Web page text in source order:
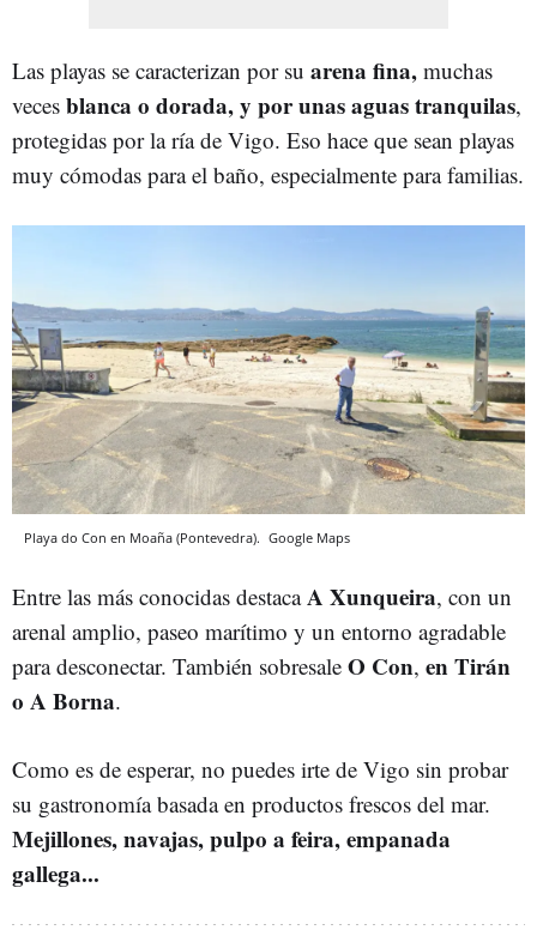
Las playas se caracterizan por su arena fina, muchas
veces blanca o dorada, y por unas aguas tranquilas,
protegidas por la ría de Vigo. Eso hace que sean playas
muy cómodas para el baño, especialmente para familias.
Playa do Con en Moaña (Pontevedra). Google Maps
Entre las más conocidas destacaA Xunqueira, con un
arenal amplio, paseo marítimo y un entorno agradable
para desconectar. También sobresale O Con, en Tirán
o A Borna.
Como es de esperar, no puedes irte de Vigo sin probar
su gastronomía basada en productos frescos del mar.
Mejillones, navajas, pulpo a feira, empanada
gallega...